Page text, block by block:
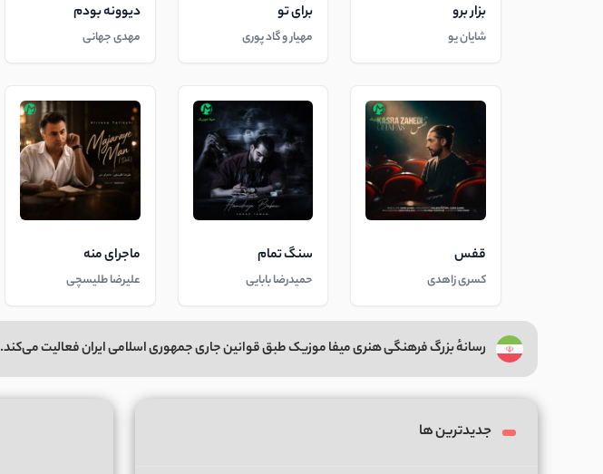
بزار برو
شایان یو
برای تو
مهیار و گاد پوری
دیوونه بودم
مهدی جهانی
قفس
کسری زاهدی
سنگ تمام
حمیدرضا بابایی
ماجرای منه
علیرضا طلیسچی
رسانهٔ بزرگ فرهنگی هنری میفا موزیک طبق قوانین جاری جمهوری اسلامی ایران فعالیت می‌کند.
جدیدترین ها